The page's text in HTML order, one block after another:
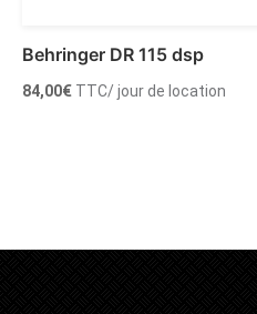
Behringer DR 115 dsp
84,00€ TTC/ jour de location